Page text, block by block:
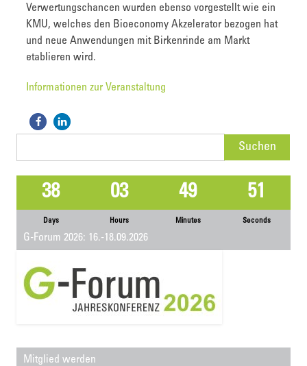
Verwertungschancen wurden ebenso vorgestellt wie ein
KMU, welches den Bioeconomy Akzelerator bezogen hat
und neue Anwendungen mit Birkenrinde am Markt
etablieren wird.
Informationen zur Veranstaltung
38
Days
03
Hours
49
Minutes
50
Seconds
G-Forum 2026: 16.-18.09.2026
Mitglied werden